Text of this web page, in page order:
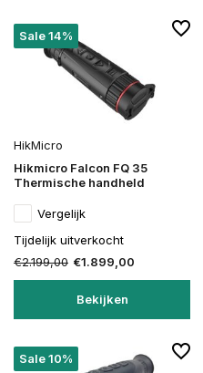
Sale 14%
HikMicro
Hikmicro Falcon FQ 35
Thermische handheld
Vergelijk
Tijdelijk uitverkocht
€2.199,00 €1.899,00
Bekijken
Sale 10%